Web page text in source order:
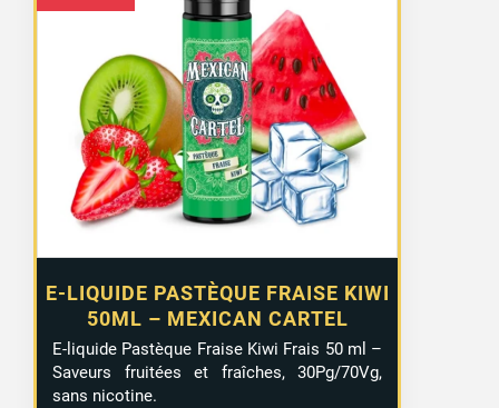
E-LIQUIDE PASTÈQUE FRAISE KIWI
50ML – MEXICAN CARTEL
E-liquide Pastèque Fraise Kiwi Frais 50 ml –
Saveurs fruitées et fraîches, 30Pg/70Vg,
sans nicotine.